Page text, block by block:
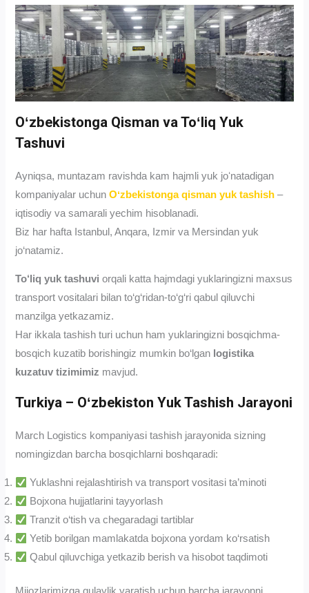
Oʻzbekistonga Qisman va Toʻliq Yuk
Tashuvi
Ayniqsa, muntazam ravishda kam hajmli yuk joʻnatadigan
kompaniyalar uchunOʻzbekistonga qisman yuk tashish –
iqtisodiy va samarali yechim hisoblanadi.
Biz har hafta Istanbul, Anqara, Izmir va Mersindan yuk
jo‘natamiz.
To‘liq yuk tashuvi orqali katta hajmdagi yuklaringizni maxsus
transport vositalari bilan to‘g‘ridan-to‘g‘ri qabul qiluvchi
manzilga yetkazamiz.
Har ikkala tashish turi uchun ham yuklaringizni bosqichma-
bosqich kuzatib borishingiz mumkin bo‘lgan logistika
kuzatuv tizimimiz mavjud.
Turkiya – Oʻzbekiston Yuk Tashish Jarayoni
March Logistics kompaniyasi tashish jarayonida sizning
nomingizdan barcha bosqichlarni boshqaradi:
Yuklashni rejalashtirish va transport vositasi ta’minoti
Bojxona hujjatlarini tayyorlash
Tranzit o‘tish va chegaradagi tartiblar
Yetib borilgan mamlakatda bojxona yordam ko‘rsatish
Qabul qiluvchiga yetkazib berish va hisobot taqdimoti